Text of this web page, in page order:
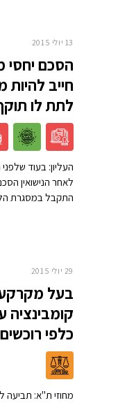
13 יולי 2015
הסכם יחסי
חייב
לתת לו
העליון: בעוד
לאחר הנישואין
התקבל במסגרת
29 יולי 2015
בעל
קומבינציה
כלפי
מחוזי ת"א: תביעה